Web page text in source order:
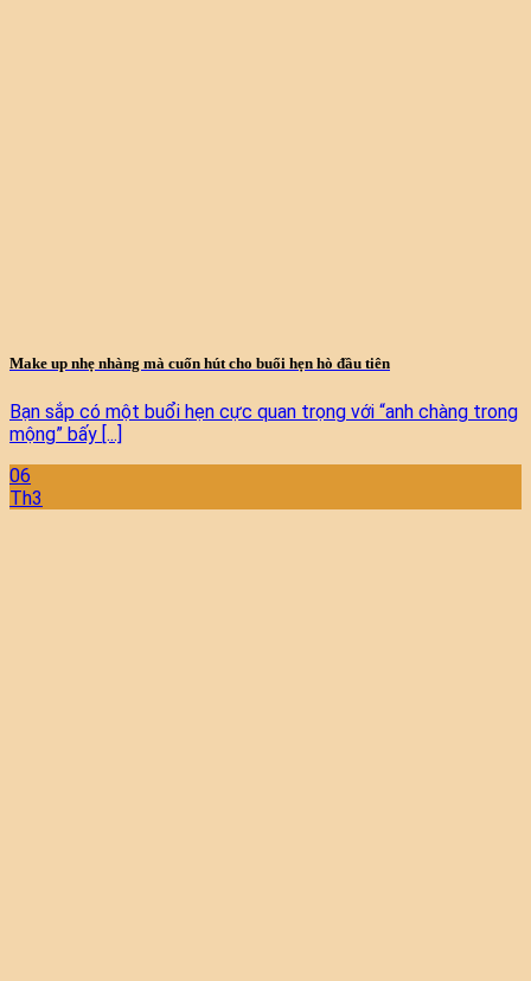
Make up nhẹ nhàng mà cuốn hút cho buổi hẹn hò đầu tiên
Bạn sắp có một buổi hẹn cực quan trọng với “anh chàng trong
mộng” bấy [...]
06
Th3